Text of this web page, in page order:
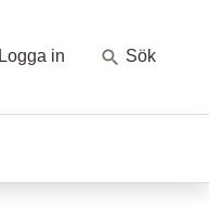
Logga in Sök